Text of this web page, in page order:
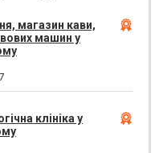
магазин кави,
машин у
клініка у